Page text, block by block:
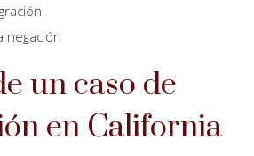
negación
un caso de
en California